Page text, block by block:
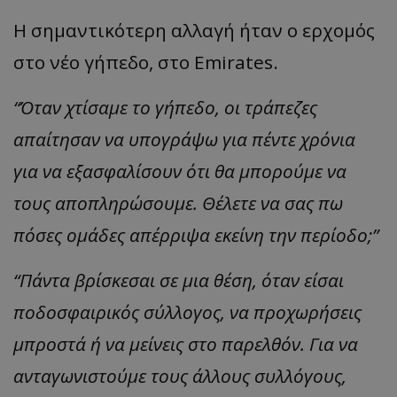
Η σημαντικότερη αλλαγή ήταν ο ερχομός
στο νέο γήπεδο, στο Emirates.
“Όταν χτίσαμε το γήπεδο, οι τράπεζες
απαίτησαν να υπογράψω για πέντε χρόνια
για να εξασφαλίσουν ότι θα μπορούμε να
τους αποπληρώσουμε. Θέλετε να σας πω
πόσες ομάδες απέρριψα εκείνη την περίοδο;”
“Πάντα βρίσκεσαι σε μια θέση, όταν είσαι
ποδοσφαιρικός σύλλογος, να προχωρήσεις
μπροστά ή να μείνεις στο παρελθόν. Για να
ανταγωνιστούμε τους άλλους συλλόγους,